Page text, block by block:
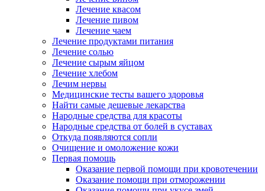
Лечение квасом
Лечение пивом
Лечение чаем
Лечение продуктами питания
Лечение солью
Лечение сырым яйцом
Лечение хлебом
Лечим нервы
Медицинские тесты вашего здоровья
Найти самые дешевые лекарства
Народные средства для красоты
Народные средства от болей в суставах
Откуда появляются сопли
Очищение и омоложение кожи
Первая помощь
Оказание первой помощи при кровотечении
Оказание помощи при отморожении